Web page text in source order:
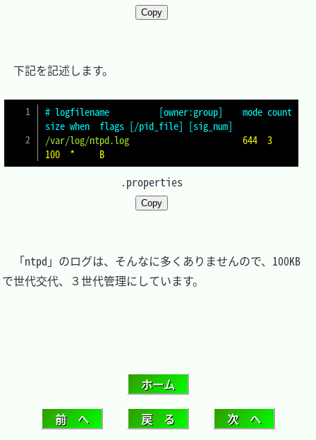
Copy
下記を記述します。
# logfilename          [owner:group]    mode count
size when  flags [/pid_file] [sig_num]
/var/log/ntpd.log
                      644  3
100  *     B
.properties
Copy
「ntpd」のログは、そんなに多くありませんので、100KB
で世代交代、３世代管理にしています。